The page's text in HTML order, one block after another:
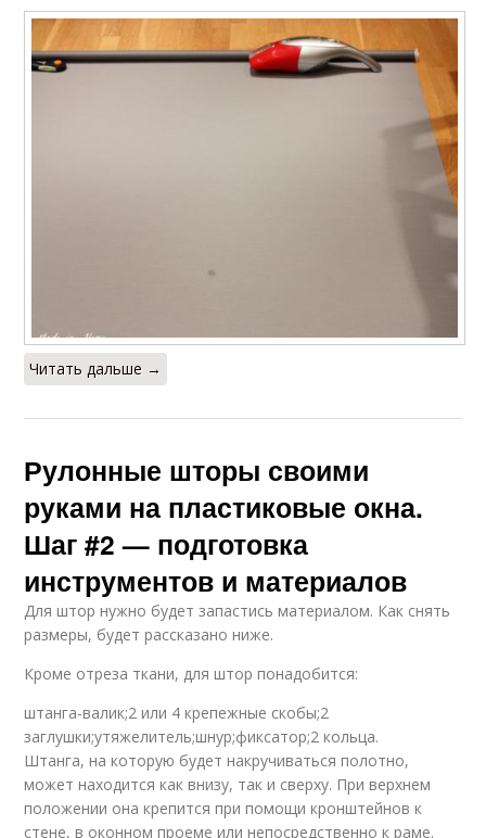
Читать дальше →
Рулонные шторы своими
руками на пластиковые окна.
Шаг #2 — подготовка
инструментов и материалов
Для штор нужно будет запастись материалом. Как снять
размеры, будет рассказано ниже.
Кроме отреза ткани, для штор понадобится:
штанга-валик;2 или 4 крепежные скобы;2
заглушки;утяжелитель;шнур;фиксатор;2 кольца.
Штанга, на которую будет накручиваться полотно,
может находится как внизу, так и сверху. При верхнем
положении она крепится при помощи кронштейнов к
стене, в оконном проеме или непосредственно к раме.